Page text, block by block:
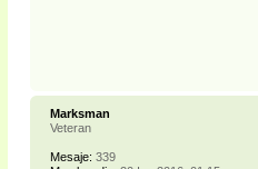
Marksman
Veteran
Mesaje: 339